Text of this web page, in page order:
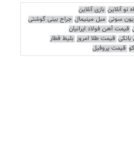
نو آنلاین بازی آنلاین
سونی مبل مینیمال جراح بینی گوشتی
قیمت آهن فولاد ایرانیان
بانکی قیمت طلا امروز بلیط قطار
قیمت پروفیل